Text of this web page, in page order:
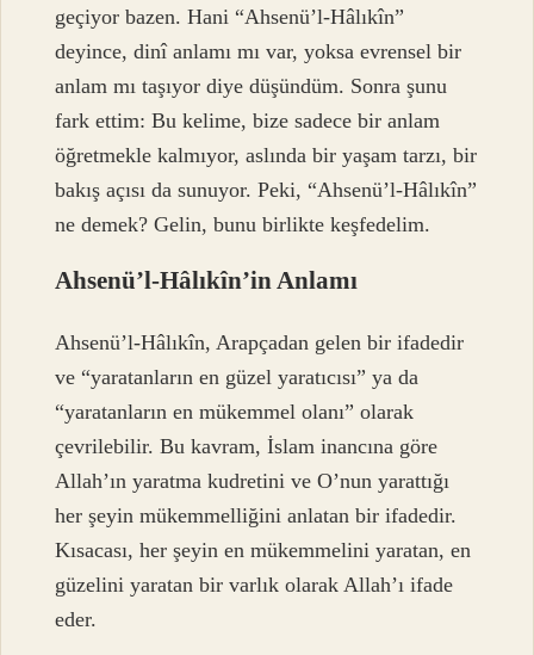
geçiyor bazen. Hani “Ahsenü’l-Hâlıkîn”
deyince, dinî anlamı mı var, yoksa evrensel bir
anlam mı taşıyor diye düşündüm. Sonra şunu
fark ettim: Bu kelime, bize sadece bir anlam
öğretmekle kalmıyor, aslında bir yaşam tarzı, bir
bakış açısı da sunuyor. Peki, “Ahsenü’l-Hâlıkîn”
ne demek? Gelin, bunu birlikte keşfedelim.
Ahsenü’l-Hâlıkîn’in Anlamı
Ahsenü’l-Hâlıkîn, Arapçadan gelen bir ifadedir
ve “yaratanların en güzel yaratıcısı” ya da
“yaratanların en mükemmel olanı” olarak
çevrilebilir. Bu kavram, İslam inancına göre
Allah’ın yaratma kudretini ve O’nun yarattığı
her şeyin mükemmelliğini anlatan bir ifadedir.
Kısacası, her şeyin en mükemmelini yaratan, en
güzelini yaratan bir varlık olarak Allah’ı ifade
eder.